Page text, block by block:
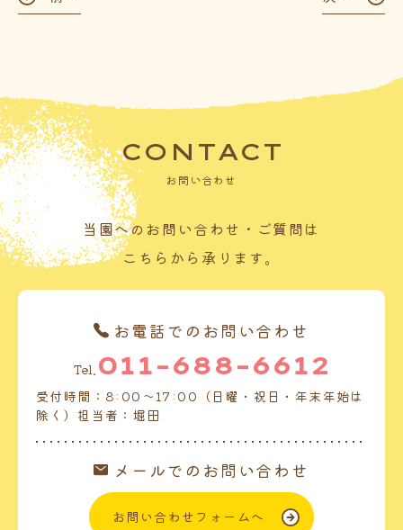
CONTACT
お問い合わせ
当園へのお問い合わせ・ご質問は
こちらから承ります。
お電話でのお問い合わせ
Tel. 011-688-6612
受付時間：8:00～17:00（日曜・祝日・年末年始は
除く）担当者：堀田
メールでのお問い合わせ
お問い合わせフォームへ